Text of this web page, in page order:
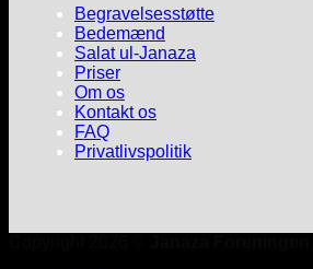
Begravelsesstøtte
Bedemænd
Salat ul-Janaza
Priser
Om os
Kontakt os
FAQ
Privatlivspolitik